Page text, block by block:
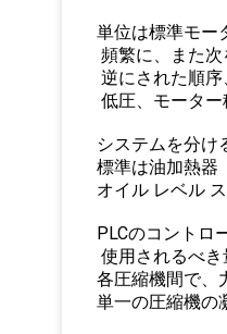
単位は標準モー
頻繁に、また次
逆にされた順序
低圧、モーター
システムを分け
標準は油加熱器
オイル レベル
PLCのコントロ
使用されるべ
各圧縮機間で、
単一の圧縮機の